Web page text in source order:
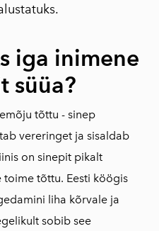
iga inimene
süüa?
tõttu - sinep
vereringet ja sisaldab
on sinepit pikalt
toime tõttu. Eesti köögis
liha kõrvale ja
sobib see